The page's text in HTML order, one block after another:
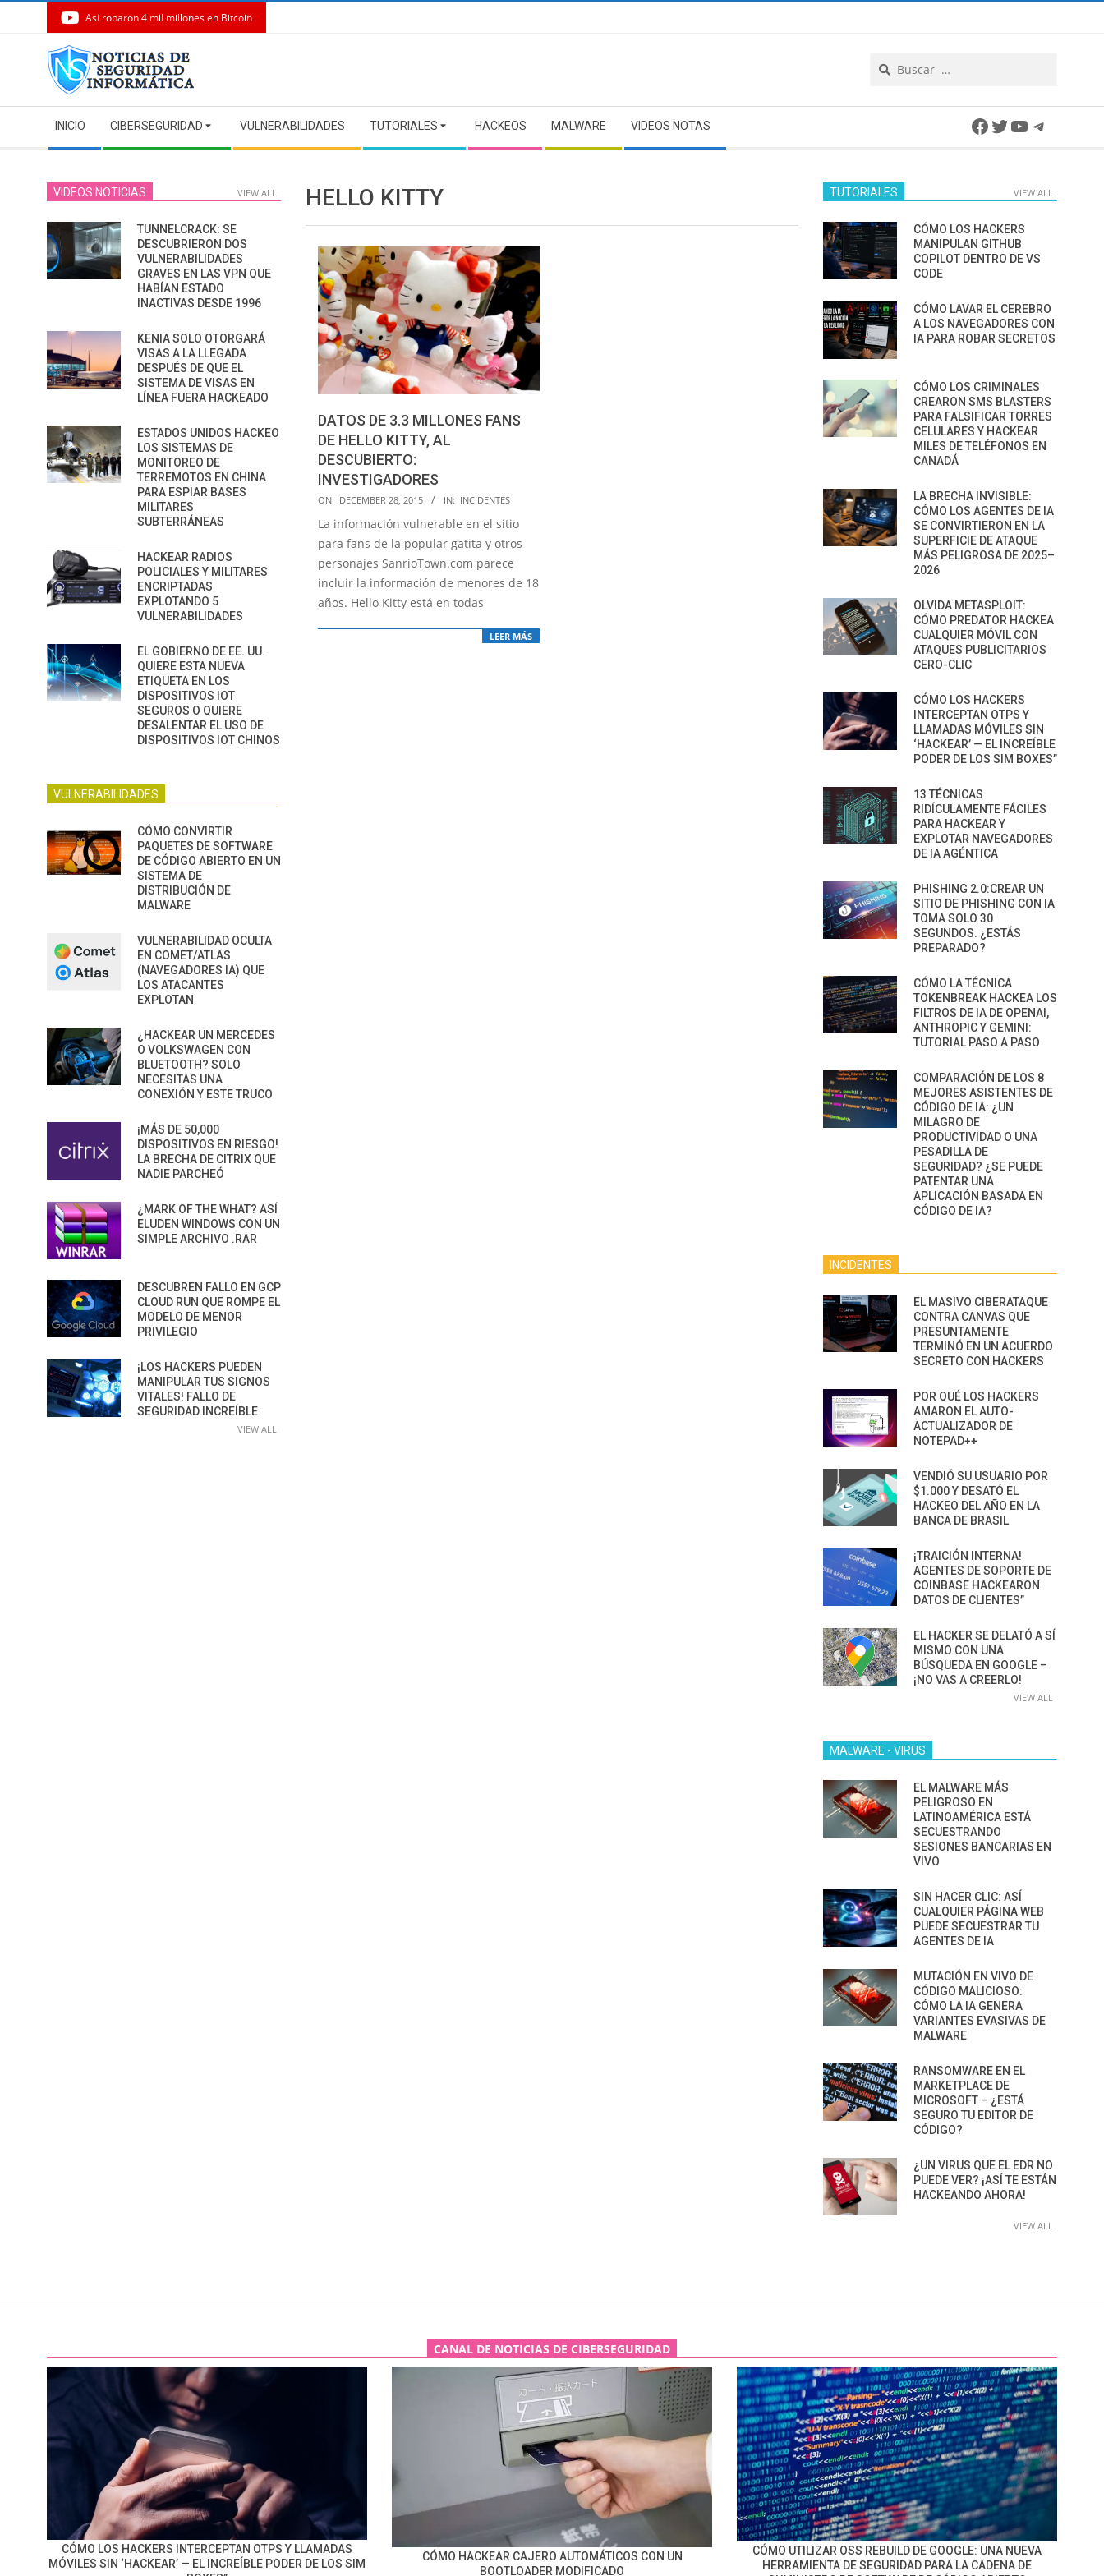
Así robaron 4 mil millones en Bitcoin
Navigation
Menu
INICIO CIBERSEGURIDAD VULNERABILIDADES TUTORIALES HACKEOS MALWARE VIDEOS NOTAS Facebook
Twitter
YouTube
HELLO KITTY
DATOS DE 3.3 MILLONES FANS
DE HELLO KITTY, AL
DESCUBIERTO:
INVESTIGADORES
2015-
12-
28
ON: DECEMBER 28, 2015 IN: INCIDENTES
La información vulnerable en el sitio
para fans de la popular gatita y otros
personajes SanrioTown.com parece
incluir la información de menores de 18
años. Hello Kitty está en todas
LEER MÁS
VIDEOS NOTICIAS VIEW ALL
TUNNELCRACK: SE
DESCUBRIERON DOS
VULNERABILIDADES
GRAVES EN LAS VPN QUE
HABÍAN ESTADO
INACTIVAS DESDE 1996
KENIA SOLO OTORGARÁ
VISAS A LA LLEGADA
DESPUÉS DE QUE EL
SISTEMA DE VISAS EN
LÍNEA FUERA HACKEADO
ESTADOS UNIDOS HACKEO
LOS SISTEMAS DE
MONITOREO DE
TERREMOTOS EN CHINA
PARA ESPIAR BASES
MILITARES
SUBTERRÁNEAS
HACKEAR RADIOS
POLICIALES Y MILITARES
ENCRIPTADAS
EXPLOTANDO 5
VULNERABILIDADES
EL GOBIERNO DE EE. UU.
QUIERE ESTA NUEVA
ETIQUETA EN LOS
DISPOSITIVOS IOT
SEGUROS O QUIERE
DESALENTAR EL USO DE
DISPOSITIVOS IOT CHINOS
VULNERABILIDADES
CÓMO CONVIRTIR
PAQUETES DE SOFTWARE
DE CÓDIGO ABIERTO EN UN
SISTEMA DE
DISTRIBUCIÓN DE
MALWARE
VULNERABILIDAD OCULTA
EN COMET/ATLAS
(NAVEGADORES IA) QUE
LOS ATACANTES
EXPLOTAN
¿HACKEAR UN MERCEDES
O VOLKSWAGEN CON
BLUETOOTH? SOLO
NECESITAS UNA
CONEXIÓN Y ESTE TRUCO
¡MÁS DE 50,000
DISPOSITIVOS EN RIESGO!
LA BRECHA DE CITRIX QUE
NADIE PARCHEÓ
¿MARK OF THE WHAT? ASÍ
ELUDEN WINDOWS CON UN
SIMPLE ARCHIVO .RAR
DESCUBREN FALLO EN GCP
CLOUD RUN QUE ROMPE EL
MODELO DE MENOR
PRIVILEGIO
¡LOS HACKERS PUEDEN
MANIPULAR TUS SIGNOS
VITALES! FALLO DE
SEGURIDAD INCREÍBLE
VIEW ALL
TUTORIALES VIEW ALL
CÓMO LOS HACKERS
MANIPULAN GITHUB
COPILOT DENTRO DE VS
CODE
CÓMO LAVAR EL CEREBRO
A LOS NAVEGADORES CON
IA PARA ROBAR SECRETOS
CÓMO LOS CRIMINALES
CREARON SMS BLASTERS
PARA FALSIFICAR TORRES
CELULARES Y HACKEAR
MILES DE TELÉFONOS EN
CANADÁ
LA BRECHA INVISIBLE:
CÓMO LOS AGENTES DE IA
SE CONVIRTIERON EN LA
SUPERFICIE DE ATAQUE
MÁS PELIGROSA DE 2025–
2026
OLVIDA METASPLOIT:
CÓMO PREDATOR HACKEA
CUALQUIER MÓVIL CON
ATAQUES PUBLICITARIOS
CERO-CLIC
CÓMO LOS HACKERS
INTERCEPTAN OTPS Y
LLAMADAS MÓVILES SIN
‘HACKEAR’ — EL INCREÍBLE
PODER DE LOS SIM BOXES”
13 TÉCNICAS
RIDÍCULAMENTE FÁCILES
PARA HACKEAR Y
EXPLOTAR NAVEGADORES
DE IA AGÉNTICA
PHISHING 2.0:CREAR UN
SITIO DE PHISHING CON IA
TOMA SOLO 30
SEGUNDOS. ¿ESTÁS
PREPARADO?
CÓMO LA TÉCNICA
TOKENBREAK HACKEA LOS
FILTROS DE IA DE OPENAI,
ANTHROPIC Y GEMINI:
TUTORIAL PASO A PASO
COMPARACIÓN DE LOS 8
MEJORES ASISTENTES DE
CÓDIGO DE IA: ¿UN
MILAGRO DE
PRODUCTIVIDAD O UNA
PESADILLA DE
SEGURIDAD? ¿SE PUEDE
PATENTAR UNA
APLICACIÓN BASADA EN
CÓDIGO DE IA?
INCIDENTES
EL MASIVO CIBERATAQUE
CONTRA CANVAS QUE
PRESUNTAMENTE
TERMINÓ EN UN ACUERDO
SECRETO CON HACKERS
POR QUÉ LOS HACKERS
AMARON EL AUTO-
ACTUALIZADOR DE
NOTEPAD++
VENDIÓ SU USUARIO POR
$1.000 Y DESATÓ EL
HACKEO DEL AÑO EN LA
BANCA DE BRASIL
¡TRAICIÓN INTERNA!
AGENTES DE SOPORTE DE
COINBASE HACKEARON
DATOS DE CLIENTES”
EL HACKER SE DELATÓ A SÍ
MISMO CON UNA
BÚSQUEDA EN GOOGLE –
¡NO VAS A CREERLO!
VIEW ALL
MALWARE - VIRUS
EL MALWARE MÁS
PELIGROSO EN
LATINOAMÉRICA ESTÁ
SECUESTRANDO
SESIONES BANCARIAS EN
VIVO
SIN HACER CLIC: ASÍ
CUALQUIER PÁGINA WEB
PUEDE SECUESTRAR TU
AGENTES DE IA
MUTACIÓN EN VIVO DE
CÓDIGO MALICIOSO:
CÓMO LA IA GENERA
VARIANTES EVASIVAS DE
MALWARE
RANSOMWARE EN EL
MARKETPLACE DE
MICROSOFT – ¿ESTÁ
SEGURO TU EDITOR DE
CÓDIGO?
¿UN VIRUS QUE EL EDR NO
PUEDE VER? ¡ASÍ TE ESTÁN
HACKEANDO AHORA!
VIEW ALL
CANAL DE NOTICIAS DE CIBERSEGURIDAD
CÓMO LOS HACKERS INTERCEPTAN OTPS Y LLAMADAS
MÓVILES SIN ‘HACKEAR’ — EL INCREÍBLE PODER DE LOS SIM
CÓMO HACKEAR CAJERO AUTOMÁTICOS CON UN
BOOTLOADER MODIFICADO
CÓMO UTILIZAR OSS REBUILD DE GOOGLE: UNA NUEVA
HERRAMIENTA DE SEGURIDAD PARA LA CADENA DE